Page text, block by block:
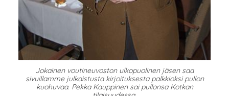
Jokainen voutineuvoston ulkopuolinen jäsen saa
sivuillamme julkaistusta kirjoituksesta palkkioksi pullon
kuohuvaa. Pekka Kauppinen sai pullonsa Kotkan